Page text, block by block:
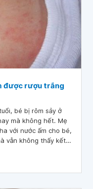
được rượu trắng
bé bị rôm sảy ở
mà không hết. Mẹ
với nước ấm cho bé,
vẫn không thấy kết